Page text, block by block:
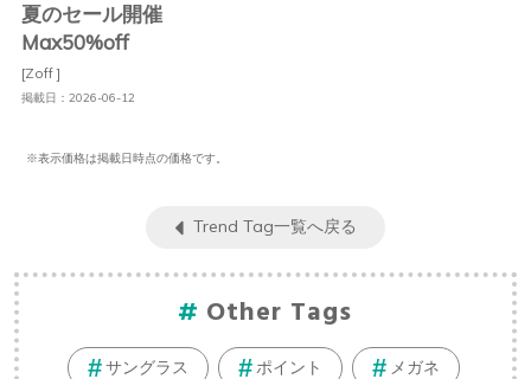
夏のセール開催
Max50%off
[Zoff ]
掲載日：2026-06-12
※表示価格は掲載日時点の価格です。
Trend Tag一覧へ戻る
Other Tags
サングラス ポイント メガネ